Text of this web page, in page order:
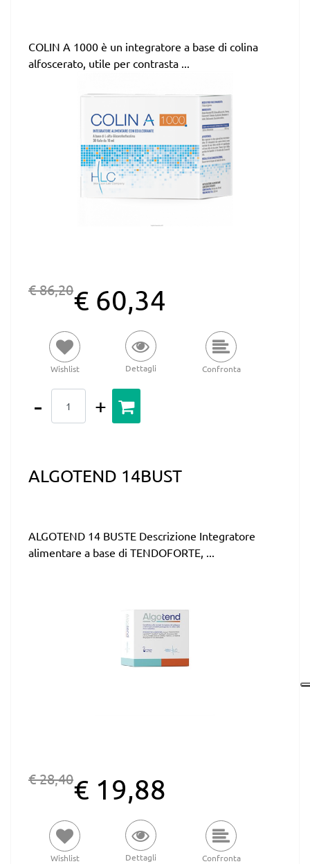
COLIN A 1000 è un integratore a base di colina
alfoscerato, utile per contrasta ...
€ 86,20€ 60,34
Wishlist Dettagli Confronta
ALGOTEND 14BUST
ALGOTEND 14 BUSTE Descrizione Integratore
alimentare a base di TENDOFORTE, ...
€ 28,40€ 19,88
Wishlist Dettagli Confronta